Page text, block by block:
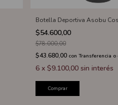
Botella Deportiva Asobu
$54.600,00
$78.000,00
$43.680,00 con Transferencia
6 x $9.100,00 sin interés
Comprar